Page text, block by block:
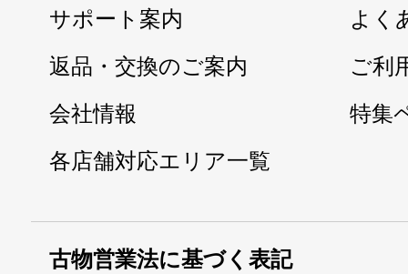
サポート案内
よく
返品・交換のご案内
ご利
会社情報
特集
各店舗対応エリア一覧
古物営業法に基づく表記